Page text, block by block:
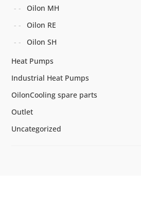
Oilon MH
Oilon RE
Oilon SH
Heat Pumps
Industrial Heat Pumps
OilonCooling spare parts
Outlet
Uncategorized